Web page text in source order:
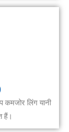
लिंग यानी
हैं।